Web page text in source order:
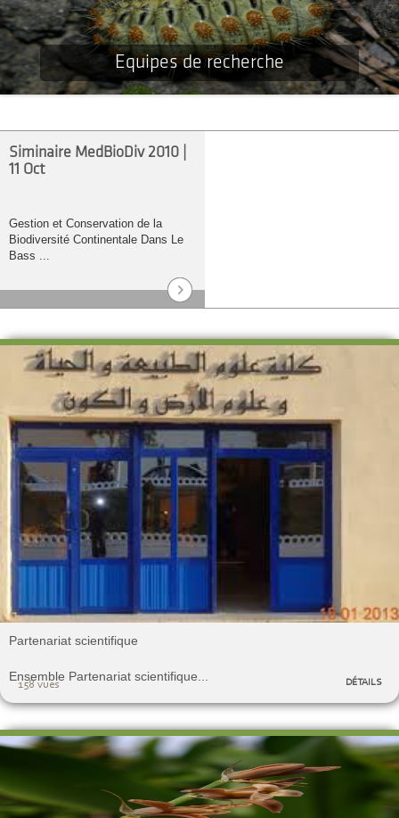
Equipes de recherche
Siminaire MedBioDiv 2010 |
11 Oct
Gestion et Conservation de la
Biodiversité Continentale Dans Le
Bass ...
Partenariat scientifique
Ensemble Partenariat scientifique...
158 vues DÉTAILS